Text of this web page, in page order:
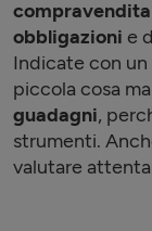
obbligazioni e
Indicate con
piccola cosa
guadagni,
strumenti.
valutare